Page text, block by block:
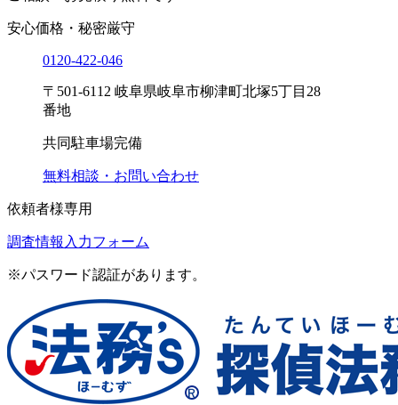
安心価格・秘密厳守
0120-422-046
〒501-6112 岐阜県岐阜市柳津町北塚5丁目28
番地
共同駐車場完備
無料相談・お問い合わせ
依頼者様専用
調査情報入力フォーム
※パスワード認証があります。